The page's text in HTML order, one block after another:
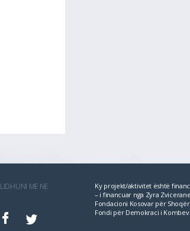
LIDHUNI ME NE
Ky projekt/aktivitet është
– i financuar nga Zyra
Fondacioni Kosovar për
Fondi për Demokraci i